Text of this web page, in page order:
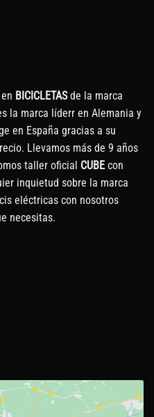
BICICLETASde la marca
la marca líderr en Alemania y
en España gracias a su
Llevamos más de 9 años
taller oficial CUBE con
inquietud sobre la marca
eléctricas con nosotros
necesitas.